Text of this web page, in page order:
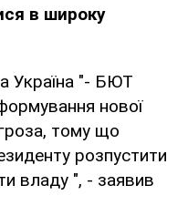
в широку
Україна "- БЮТ
нової
тому що
розпустити
владу ", - заявив